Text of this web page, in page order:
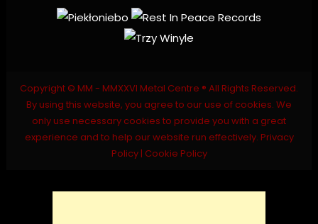
Copyright © MM - MMXXVI Metal Centre ® All Rights Reserved.
By using this website, you agree to our use of cookies. We
only use necessary cookies to provide you with a great
experience and to help our website run effectively. Privacy
Policy| Cookie Policy